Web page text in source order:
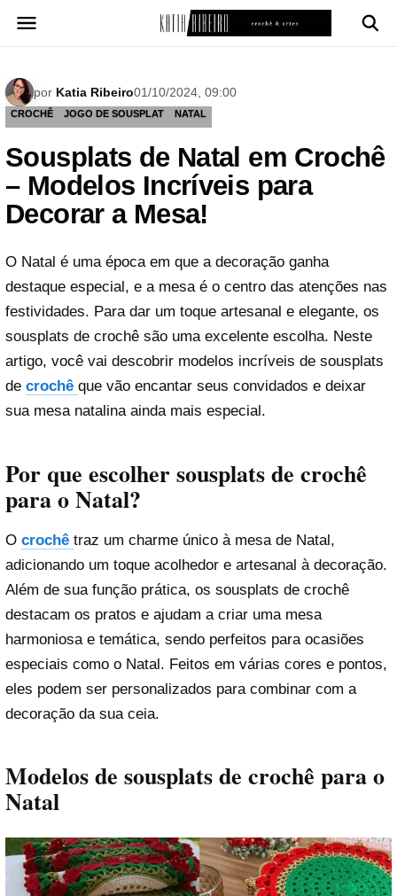
para
por Katia Ribeiro01/10/2024, 09:00
CROCHÊ JOGO DE SOUSPLAT NATAL
Sousplats de Natal em Crochê
– Modelos Incríveis para
Decorar a Mesa!
O Natal é uma época em que a decoração ganha
destaque especial, e a mesa é o centro das atenções nas
festividades. Para dar um toque artesanal e elegante, os
sousplats de crochê são uma excelente escolha. Neste
artigo, você vai descobrir modelos incríveis de sousplats
de crochê que vão encantar seus convidados e deixar
sua mesa natalina ainda mais especial.
Por que escolher sousplats de crochê
para o Natal?
O crochê traz um charme único à mesa de Natal,
adicionando um toque acolhedor e artesanal à decoração.
Além de sua função prática, os sousplats de crochê
destacam os pratos e ajudam a criar uma mesa
harmoniosa e temática, sendo perfeitos para ocasiões
especiais como o Natal. Feitos em várias cores e pontos,
eles podem ser personalizados para combinar com a
decoração da sua ceia.
Modelos de sousplats de crochê para o
Natal